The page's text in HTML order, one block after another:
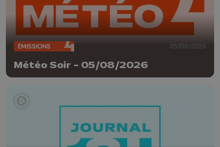
ÉMISSIONS 05/08/2026
Météo Soir - 05/08/2026